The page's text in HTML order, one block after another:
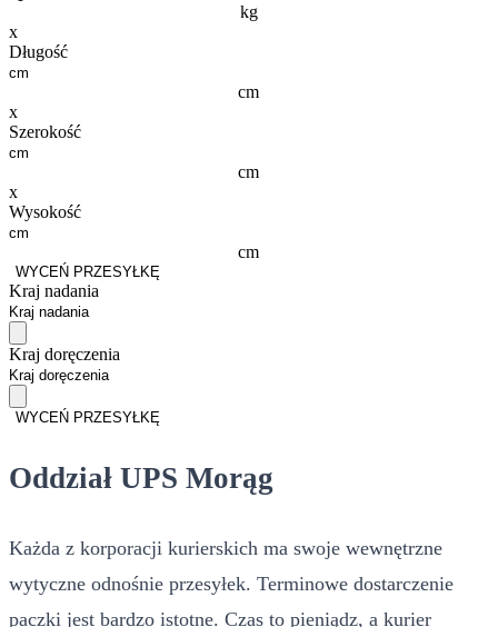
kg
x
Długość
cm
x
Szerokość
cm
x
Wysokość
cm
WYCEŃ PRZESYŁKĘ
Kraj nadania
Kraj doręczenia
WYCEŃ PRZESYŁKĘ
Oddział UPS Morąg
Każda z korporacji kurierskich ma swoje wewnętrzne
wytyczne odnośnie przesyłek. Terminowe dostarczenie
paczki jest bardzo istotne. Czas to pieniądz, a kurier